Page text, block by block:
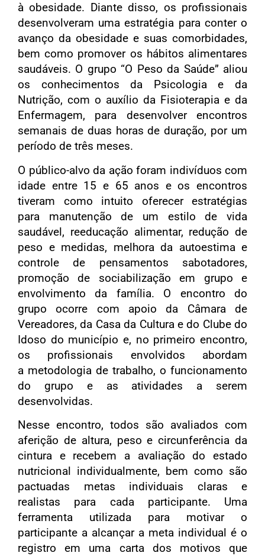
à obesidade. Diante disso, os profissionais
desenvolveram uma estratégia para conter o
avanço da obesidade e suas comorbidades,
bem como promover os hábitos alimentares
saudáveis. O grupo “O Peso da Saúde” aliou
os conhecimentos da Psicologia e da
Nutrição, com o auxílio da Fisioterapia e da
Enfermagem, para desenvolver encontros
semanais de duas horas de duração, por um
período de três meses.
O público-alvo da ação foram indivíduos com
idade entre 15 e 65 anos e os encontros
tiveram como intuito oferecer estratégias
para manutenção de um estilo de vida
saudável, reeducação alimentar, redução de
peso e medidas, melhora da autoestima e
controle de pensamentos sabotadores,
promoção de sociabilização em grupo e
envolvimento da família. O encontro do
grupo ocorre com apoio da Câmara de
Vereadores, da Casa da Cultura e do Clube do
Idoso do município e, no primeiro encontro,
os profissionais envolvidos abordam
a metodologia de trabalho, o funcionamento
do grupo e as atividades a serem
desenvolvidas.
Nesse encontro, todos são avaliados com
aferição de altura, peso e circunferência da
cintura e recebem a avaliação do estado
nutricional individualmente, bem como são
pactuadas metas individuais claras e
realistas para cada participante. Uma
ferramenta utilizada para motivar o
participante a alcançar a meta individual é o
registro em uma carta dos motivos que